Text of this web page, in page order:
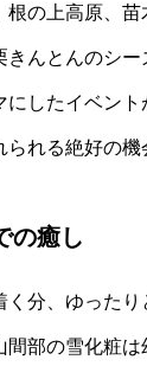
根の上高原、
きんとんのシ
したイベント
れる絶好の機
の癒し
分、ゆったり
間部の雪化粧